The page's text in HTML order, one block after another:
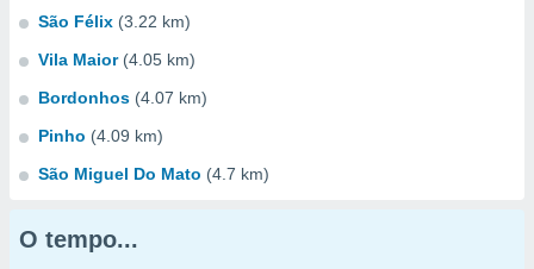
São Félix (3.22 km)
Vila Maior (4.05 km)
Bordonhos (4.07 km)
Pinho (4.09 km)
São Miguel Do Mato (4.7 km)
O tempo...